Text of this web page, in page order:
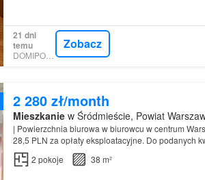
21 dni
temu
DOMIPORTA
Zobacz
2 280 zł/month
Mieszkaniew Śródmieście, Powiat
| Powierzchnia biurowa w biurowcu w centrum
28,5 PLN za opłaty eksploatacyjne. Do podanych
23%…
2 pokoje 38 m²